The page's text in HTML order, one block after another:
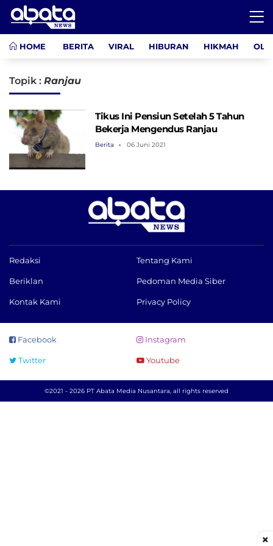
HOME BERITA VIRAL HIBURAN HIKMAH
Topik : Ranjau
Tikus Ini Pensiun Setelah 5 Tahun
Bekerja Mengendus Ranjau
Berita 06 Juni 2021
Redaksi Tentang Kami
Beriklan Pedoman Media Siber
Kontak Kami Privacy Policy
Facebook Instagram
Twitter Youtube
©2021 - 2026 PT Abata Media Nusantara, all rights reserved
×